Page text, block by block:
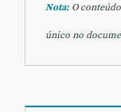
Nota: O
único no